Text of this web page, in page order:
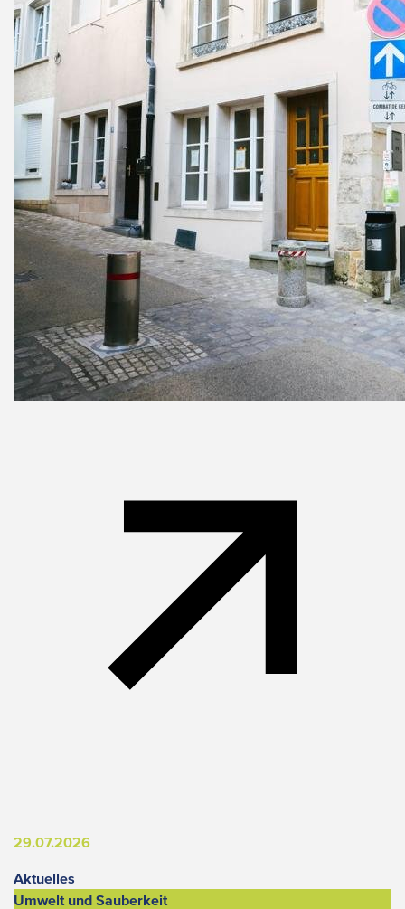
29.07.2026
Aktuelles
Umwelt und Sauberkeit